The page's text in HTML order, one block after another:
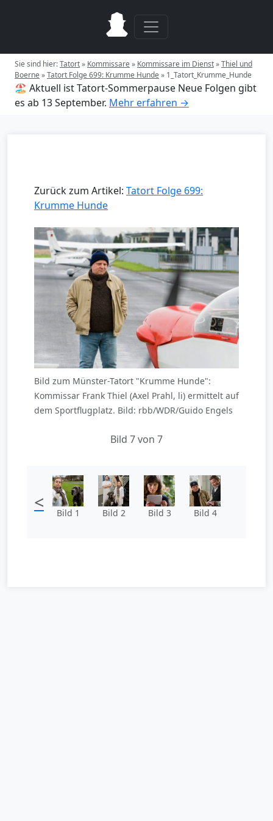
Sie sind hier:Tatort» Kommissare» Kommissare im Dienst»Thiel und
Boerne»Tatort Folge 699: Krumme Hunde» 1_Tatort_Krumme_Hunde
🏖️ Aktuell ist Tatort-Sommerpause Neue Folgen gibt
es ab 13 September. Mehr erfahren →
Zurück zum Artikel: Tatort Folge 699:
Krumme Hunde
Bild zum Münster-Tatort "Krumme Hunde":
Kommissar Frank Thiel (Axel Prahl, li) ermittelt auf
dem Sportflugplatz. Bild: rbb/WDR/Guido Engels
Bild 7 von 7
< Bild 1 Bild 2 Bild 3 Bild 4